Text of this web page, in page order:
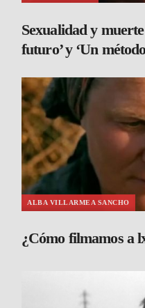
Sexualidad y
futuro’ y ‘Un
ALBA VILLARMEA SANCHO
¿Cómo filmamos a